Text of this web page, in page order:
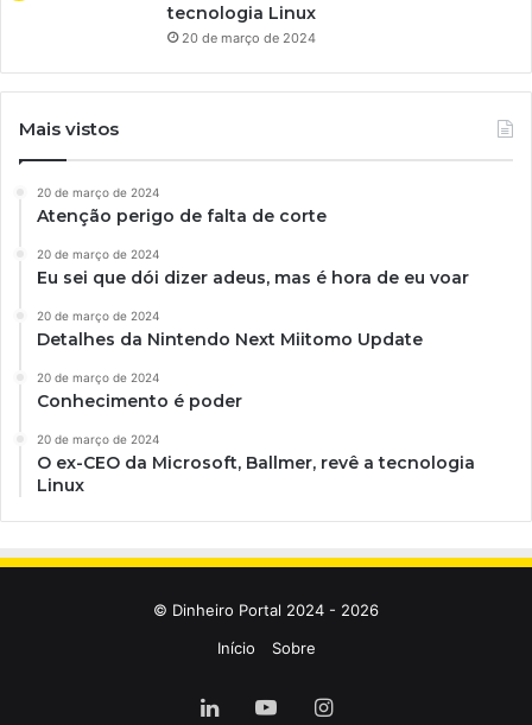
tecnologia Linux
20 de março de 2024
Mais vistos
20 de março de 2024
Atenção perigo de falta de corte
20 de março de 2024
Eu sei que dói dizer adeus, mas é hora de eu voar
20 de março de 2024
Detalhes da Nintendo Next Miitomo Update
20 de março de 2024
Conhecimento é poder
20 de março de 2024
O ex-CEO da Microsoft, Ballmer, revê a tecnologia
Linux
© Dinheiro Portal 2024 - 2026
Início
Sobre
LinkedinYouTubeInstagram